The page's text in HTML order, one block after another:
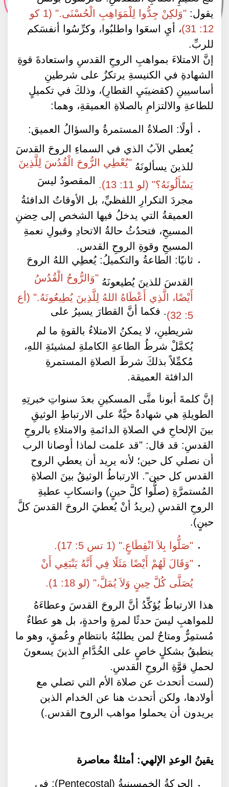
يقول:
"وَلكِنْ جِدُّوا لِلْمَوَاهِبِ الْحُسْنَى." (1 كو
12: 31)
، أيِ اسعَوا واطلبُوا، وكرِّسُوا أنفسَكم
للربِّ.
إنَّ الامتلاءَ بمواهبِ الروحِ القدسِ واستعادةَ قوةِ
الشهادةِ في الكنيسةِ يرتكزُ على شرطينِ
أساسيينِ (كقضيبَيِ القطارِ)، وذلكَ في تكميلٍ
للطاعةِ والالتزامِ بالصلاةِ العميقةِ، وهما:
أولًا: الصلاةُ المستمرةُ والسؤالُ العميق:
يُعطي الآبُ الذي في السماءِ الروحَ القدسَ
للذينَ يسألونَهُ "يُعْطِي الرُّوحَ الْقُدُسَ لِلَّذِينَ
يَسْأَلُونَهُ؟" (لو 11: 13). المقصودُ ليسَ
مجردَ التكرارِ اللفظيِّ، بل الأوقاتُ الدافئةُ
العميقةُ التي يدخلُ فيها الشخص إلى حِضنِ
المسيحِ، فتحدُثُ حالةُ الاتحادِ وقبولِ نعمةِ
المسيحِ وقوةِ الروحِ القدس.
ثانيًا: الطاعةُ والتكميلُ: يُعطِي اللهُ الروحَ
القدسَ للذينَ يُطيعونَهُ "وَالرُّوحُ الْقُدُسُ
أَيْضًا، الَّذِي أَعْطَاهُ اللهُ لِلَّذِينَ يُطِيعُونَهُ." (أع
5: 32) . فكما أنَّ القطارَ يسيرُ على
شريطينِ، لا يمكنُ الامتلاءُ بالقوةِ ما لم
يُكمَّلْ شرطُ الطاعةِ الكاملةِ لمشيئةِ اللهِ،
مُكمِّلاً بذلكَ شرطَ الصلاةِ المستمرةِ
الدافئة العميقة.
إنَّ كلمةَ أبونا متَّى المسكينِ بعدَ سنواتِ خبرتِهِ
الطويلةِ هي شهادةٌ حيَّةٌ على الارتباطِ الوثيقِ
بينَ الإلحاحِ في الصلاةِ الدائمةِ والامتلاءِ بالروحِ
القدسِ: قد قال: "قد علمت لماذا أوصانا الرب
أن نصلي كل حين؛ لأنه يريد أن يعطي الروح
القدس كل حين". الارتباطُ الوثيقُ بينَ الصلاةِ
المُستمرَّةِ (صلُّوا كلَّ حينٍ) وانسكابِ عطيةِ
الروحِ القدسِ (يريدُ أنْ يُعطيَ الروحَ القدسَ كلَّ
حينٍ).
"صَلُّوا بِلاَ انْقِطَاعٍ." (1 تس 5: 17).
"وَقَالَ لَهُمْ أَيْضًا مَثَلًا فِي أَنَّهُ يَنْبَغِي أَنْ
يُصَلَّى كُلَّ حِينٍ وَلاَ يُمَلَّ،" (لو 18: 1).
هذا الارتباطُ يُؤكِّدُ أنَّ الروحَ القدسَ وعطاءَهُ
للمواهبِ ليسَ حدثًا لمرةٍ واحدةٍ، بل هو عطاءٌ
مُستمِرٌّ ومتاحٌ لمن يطلبُهُ بانتظامٍ وعُمقٍ، وهو ما
ينطبقُ بشكلٍ خاصٍ على الخُدَّامِ الذينَ يسعونَ
لحملِ قوَّةِ الروحِ القدسِ.
(لست أتحدث عن صلاة الأم التي تصلي مع
أولادها، ولكن أتحدث هنا عن الخدام الذين
يريدون أن يحملوا مواهب الروح القدس.)
يقينُ الوعدِ الإلهي: أمثلةٌ معاصرة
الحركةُ الخمسينيةُ (Pentecostal): في